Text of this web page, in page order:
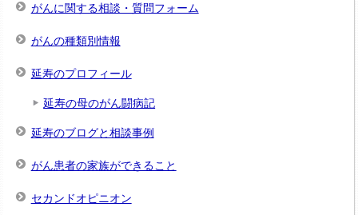
がんに関する相談・質問フォーム
がんの種類別情報
延寿のプロフィール
延寿の母のがん闘病記
延寿のブログと相談事例
がん患者の家族ができること
セカンドオピニオン